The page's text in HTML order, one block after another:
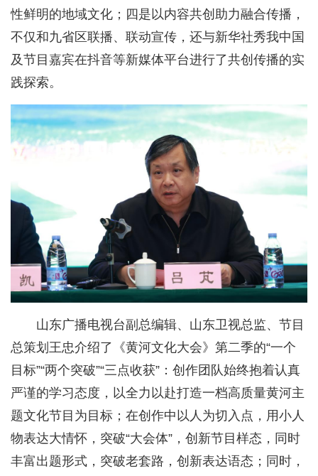
性鲜明的地域文化；四是以内容共创助力融合传播，
不仅和九省区联播、联动宣传，还与新华社秀我中国
及节目嘉宾在抖音等新媒体平台进行了共创传播的实
践探索。
山东广播电视台副总编辑、山东卫视总监、节目
总策划王忠介绍了《黄河文化大会》第二季的“一个
目标”“两个突破”“三点收获”：创作团队始终抱着认真
严谨的学习态度，以全力以赴打造一档高质量黄河主
题文化节目为目标；在创作中以人为切入点，用小人
物表达大情怀，突破“大会体”，创新节目样态，同时
丰富出题形式，突破老套路，创新表达语态；同时，